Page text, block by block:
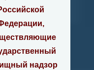
надзор